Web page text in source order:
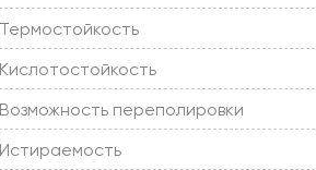
Термостойкость
Кислотостойкость
Возможность переполировки
Истираемость